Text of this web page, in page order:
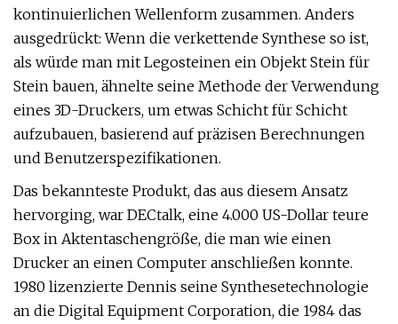
kontinuierlichen Wellenform zusammen. Anders
ausgedrückt: Wenn die verkettende Synthese so ist,
als würde man mit Legosteinen ein Objekt Stein für
Stein bauen, ähnelte seine Methode der Verwendung
eines 3D-Druckers, um etwas Schicht für Schicht
aufzubauen, basierend auf präzisen Berechnungen
und Benutzerspezifikationen.
Das bekannteste Produkt, das aus diesem Ansatz
hervorging, war DECtalk, eine 4.000 US-Dollar teure
Box in Aktentaschengröße, die man wie einen
Drucker an einen Computer anschließen konnte.
1980 lizenzierte Dennis seine Synthesetechnologie
an die Digital Equipment Corporation, die 1984 das